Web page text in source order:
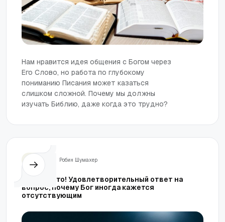
Нам нравится идея общения с Богом через
Его Слово, но работа по глубокому
пониманию Писания может казаться
слишком сложной. Почему мы должны
изучать Библию, даже когда это трудно?
Робин Шумахер
Наконец-то! Удовлетворительный ответ на
вопрос, почему Бог иногда кажется
отсутствующим